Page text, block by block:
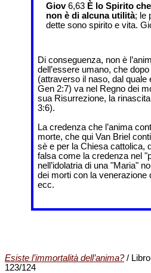
Giov6,63 È lo Spirito
non è di alcuna utilità; le
dette sono spirito e vita.
Di conseguenza, non è
dell’essere umano, che
(attraverso il naso, dal quale
Gen 2:7) va nel Regno dei
sua Risurrezione, la
3:6).
La credenza che l’anima
morte, che qui Van Briel
sè e per la Chiesa cattolica,
falsa come la credenza nel
nell’idolatria di una "Maria"
dei morti con la venerazione
ecc.
Esiste l’immortalità dell’anima?/ Libro
123/124